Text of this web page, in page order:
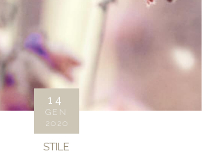
14
GEN
2020
STILE